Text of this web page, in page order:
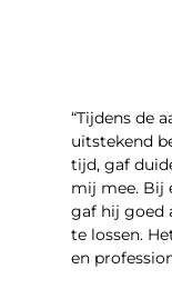
“Tijdens de
uitstekend
tijd, gaf
mij mee. Bij
gaf hij goed
te lossen.
en